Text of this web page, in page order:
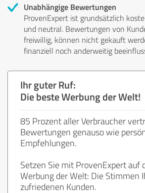
Unabhängige Bewertungen
ProvenExpert ist grundsätzlich
und neutral. Bewertungen von
freiwillig, können nicht gekauft
finanziell noch anderweitig
Ihr guter Ruf:
Die beste Werbung der Welt!
85 Prozent aller Verbraucher
Bewertungen genauso wie
Empfehlungen.
Setzen Sie mit ProvenExpert auf
Werbung der Welt: Die Stimmen
zufriedenen Kunden.